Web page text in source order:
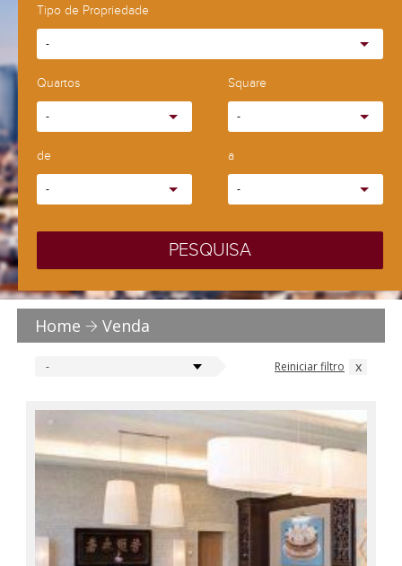
Tipo de Propriedade
-
Quartos
-
Square
-
de
-
a
-
PESQUISA
Home Venda
- Reiniciar filtro x